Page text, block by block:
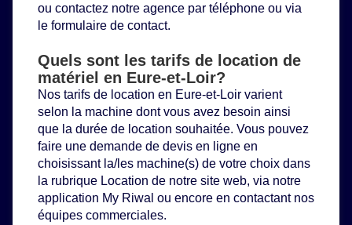
ou contactez notre agence par téléphone ou via
le formulaire de contact.
Quels sont les tarifs de location de
matériel en Eure-et-Loir?
Nos tarifs de location en Eure-et-Loir varient
selon la machine dont vous avez besoin ainsi
que la durée de location souhaitée. Vous pouvez
faire une demande de devis en ligne en
choisissant la/les machine(s) de votre choix dans
la rubrique Location de notre site web, via notre
application My Riwal ou encore en contactant nos
équipes commerciales.